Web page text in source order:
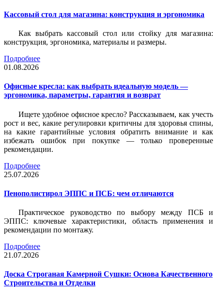
Кассовый стол для магазина: конструкция и эргономика
Как выбрать кассовый стол или стойку для магазина:
конструкция, эргономика, материалы и размеры.
Подробнее
01.08.2026
Офисные кресла: как выбрать идеальную модель —
эргономика, параметры, гарантия и возврат
Ищете удобное офисное кресло? Рассказываем, как учесть
рост и вес, какие регулировки критичны для здоровья спины,
на какие гарантийные условия обратить внимание и как
избежать ошибок при покупке — только проверенные
рекомендации.
Подробнее
25.07.2026
Пенополистирол ЭППС и ПСБ: чем отличаются
Практическое руководство по выбору между ПСБ и
ЭППС: ключевые характеристики, область применения и
рекомендации по монтажу.
Подробнее
21.07.2026
Доска Строганая Камерной Сушки: Основа Качественного
Строительства и Отделки